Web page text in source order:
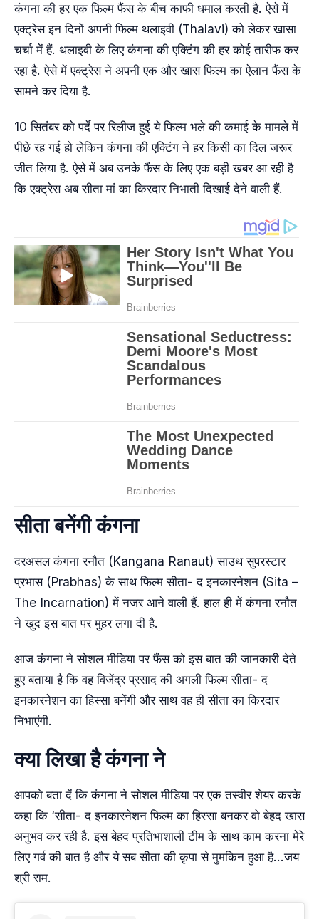
कंगना की हर एक फिल्म फैंस के बीच काफी धमाल करती है. ऐसे में
एक्ट्रेस इन दिनों अपनी फिल्म थलाइवी (Thalavi) को लेकर खासा
चर्चा में हैं. थलाइवी के लिए कंगना की एक्टिंग की हर कोई तारीफ कर
रहा है. ऐसे में एक्ट्रेस ने अपनी एक और खास फिल्म का ऐलान फैंस के
सामने कर दिया है.
10 सितंबर को पर्दे पर रिलीज हुई ये फिल्म भले की कमाई के मामले में
पीछे रह गई हो लेकिन कंगना की एक्टिंग ने हर किसी का दिल जरूर
जीत लिया है. ऐसे में अब उनके फैंस के लिए एक बड़ी खबर आ रही है
कि एक्ट्रेस अब सीता मां का किरदार निभाती दिखाई देने वाली हैं.
सीता बनेंगी कंगना
दरअसल कंगना रनौत (Kangana Ranaut) साउथ सुपरस्टार
प्रभास (Prabhas) के साथ फिल्म सीता- द इनकारनेशन (Sita –
The Incarnation) में नजर आने वाली हैं. हाल ही में कंगना रनौत
ने खुद इस बात पर मुहर लगा दी है.
आज कंगना ने सोशल मीडिया पर फैंस को इस बात की जानकारी देते
हुए बताया है कि वह विजेंद्र प्रसाद की अगली फिल्म सीता- द
इनकारनेशन का हिस्सा बनेंगी और साथ वह ही सीता का किरदार
निभाएंगी.
क्या लिखा है कंगना ने
आपको बता दें कि कंगना ने सोशल मीडिया पर एक तस्वीर शेयर करके
कहा कि ‘सीता- द इनकारनेशन फिल्म का हिस्सा बनकर वो बेहद खास
अनुभव कर रही है. इस बेहद प्रतिभाशाली टीम के साथ काम करना मेरे
लिए गर्व की बात है और ये सब सीता की कृपा से मुमकिन हुआ है…जय
श्री राम.